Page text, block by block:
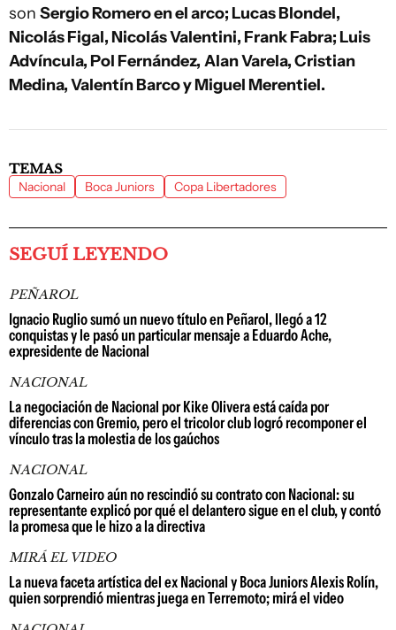
son Sergio Romero en el arco; Lucas Blondel,
Nicolás Figal, Nicolás Valentini, Frank Fabra; Luis
Advíncula, Pol Fernández, Alan Varela, Cristian
Medina, Valentín Barco y Miguel Merentiel.
TEMAS
Nacional Boca Juniors Copa Libertadores
SEGUÍ LEYENDO
PEÑAROL
Ignacio Ruglio sumó un nuevo título en Peñarol, llegó a 12
conquistas y le pasó un particular mensaje a Eduardo Ache,
expresidente de Nacional
NACIONAL
La negociación de Nacional por Kike Olivera está caída por
diferencias con Gremio, pero el tricolor club logró recomponer el
vínculo tras la molestia de los gaúchos
NACIONAL
Gonzalo Carneiro aún no rescindió su contrato con Nacional: su
representante explicó por qué el delantero sigue en el club, y contó
la promesa que le hizo a la directiva
MIRÁ EL VIDEO
La nueva faceta artística del ex Nacional y Boca Juniors Alexis Rolín,
quien sorprendió mientras juega en Terremoto; mirá el video